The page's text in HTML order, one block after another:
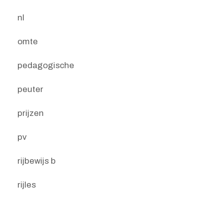
nl
omte
pedagogische
peuter
prijzen
pv
rijbewijs b
rijles